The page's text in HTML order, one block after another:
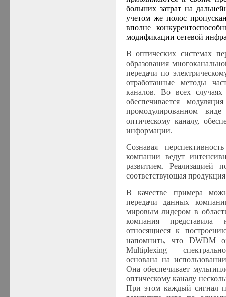
больших затрат на
учетом же полос
вполне
модификации сетевой
В оптических системах
образования
передачи по
отработанные методы
каналов. Во всех
обеспечивается
промодулированномвиде
оптическому каналу,
информации.
Сознавая
компании ведут
развитием. Реализацией
соответствующая
В качестве примера
передачи данных
мировым лидером в
компания
относящиеся к
напомнить, что DWDM
Multiplexing—
основана на
Она обеспечивает
оптическому каналу
При этом каждый сигнал